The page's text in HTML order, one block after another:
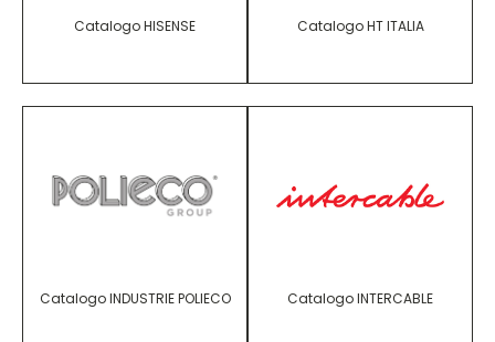
Catalogo HISENSE Catalogo HT ITALIA
Catalogo INDUSTRIE POLIECO Catalogo INTERCABLE